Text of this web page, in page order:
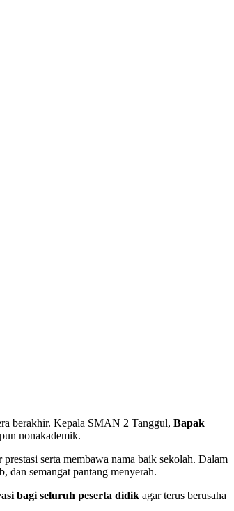
berakhir. Kepala SMAN 2 Tanggul, Bapak
nonakademik.
serta membawa nama baik sekolah. Dalam
dan semangat pantang menyerah.
bagi seluruh peserta didik agar terus berusaha